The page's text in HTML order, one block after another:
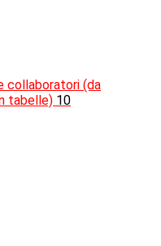
collaboratori (da
tabelle) 10